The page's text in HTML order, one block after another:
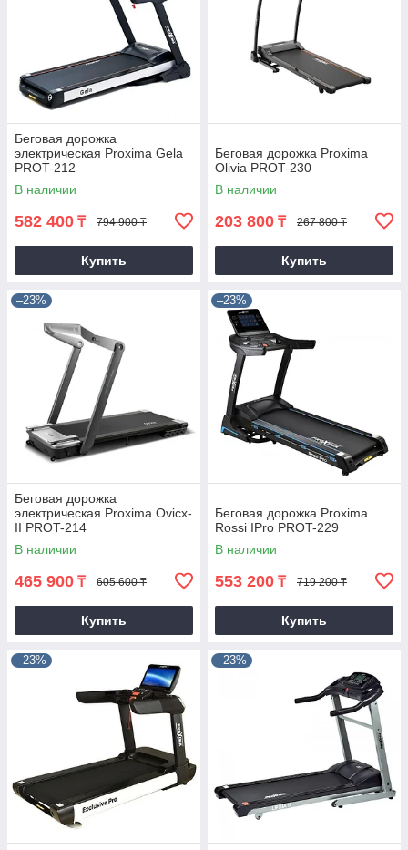
Беговая дорожка
электрическая Proxima Gela
PROT-212
В наличии
582 400 ₸ 794 900 ₸
Купить
Беговая дорожка Proxima
Olivia PROT-230
В наличии
203 800 ₸ 267 800 ₸
Купить
–23%
Беговая дорожка
электрическая Proxima Ovicx-
II PROT-214
В наличии
465 900 ₸ 605 600 ₸
Купить
–23%
Беговая дорожка Proxima
Rossi IPro PROT-229
В наличии
553 200 ₸ 719 200 ₸
Купить
–23% –23%